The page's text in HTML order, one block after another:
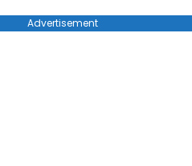
Advertisement